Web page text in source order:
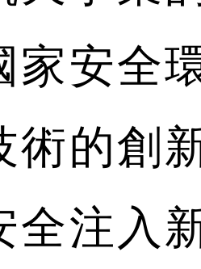
家安全
術的創
全注入